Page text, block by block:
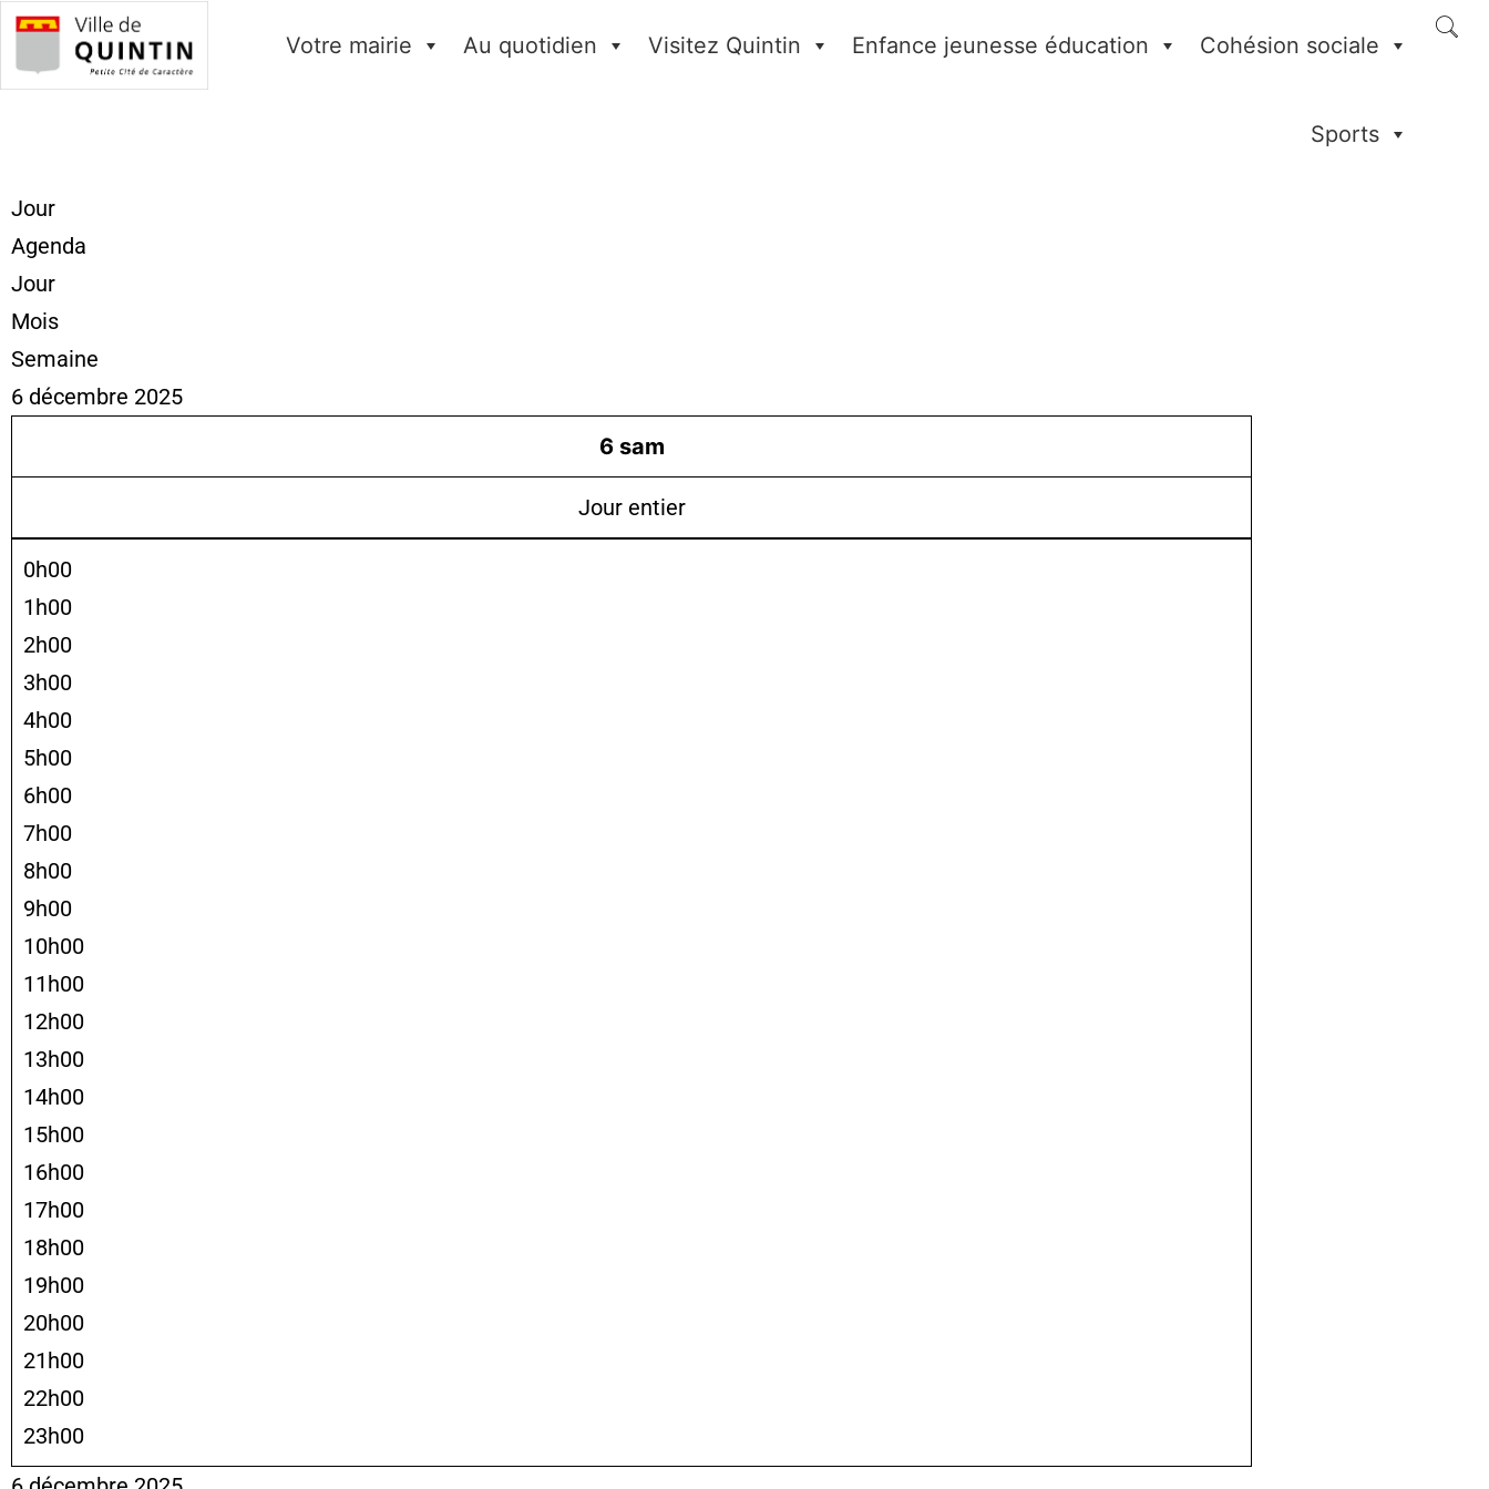
Votre mairie Au quotidien Visitez Quintin Enfance jeunesse éducation Cohésion sociale
Sports
Jour
Agenda
Jour
Mois
Semaine
6 décembre 2025
6 sam
Jour entier
0h00
1h00
2h00
3h00
4h00
5h00
6h00
7h00
8h00
9h00
10h00
11h00
12h00
13h00
14h00
15h00
16h00
17h00
18h00
19h00
20h00
21h00
22h00
23h00